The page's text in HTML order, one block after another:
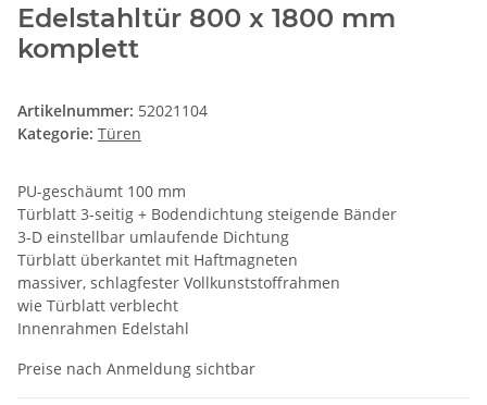
Edelstahltür 800 x 1800 mm
komplett
Artikelnummer: 52021104
Kategorie: Türen
PU-geschäumt 100 mm
Türblatt 3-seitig + Bodendichtung steigende Bänder
3-D einstellbar umlaufende Dichtung
Türblatt überkantet mit Haftmagneten
massiver, schlagfester Vollkunststoffrahmen
wie Türblatt verblecht
Innenrahmen Edelstahl
Preise nach Anmeldung sichtbar